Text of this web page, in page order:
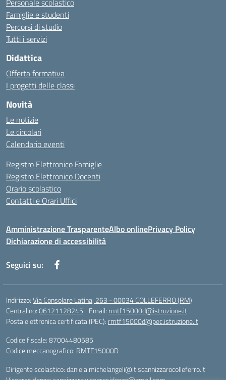
Personale scolastico
Famiglie e studenti
Percorsi di studio
Tutti i servizi
Didattica
Offerta formativa
I progetti delle classi
Novità
Le notizie
Le circolari
Calendario eventi
Registro Elettronico Famiglie
Registro Elettronico Docenti
Orario scolastico
Contatti e Orari Uffici
Amministrazione TrasparenteAlbo onlinePrivacy Policy
Dichiarazione di accessibilità
Seguici su:
Indirizzo:Via Consolare Latina, 263 - 00034 COLLEFERRO (RM)
Centralino:06121128245 Email: rmtf15000d@istruzione.it
Posta elettronica certificata (PEC): rmtf15000d@pec.istruzione.it
Codice fiscale: 87004480585
Codice meccanografico: RMTF15000D
Dirigente scolastico: daniela.michelangeli@itiscannizzarocolleferro.it